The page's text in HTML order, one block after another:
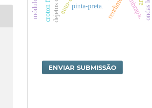
pinta-preta. embrapa.
ENVIAR SUBMISSÃO